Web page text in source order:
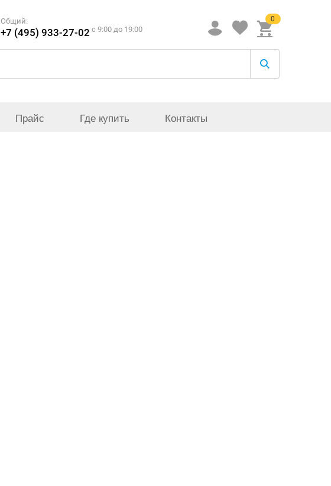
Общий:
+7 (495) 933-27-02 c 9:00 до 19:00
0
Прайс Где купить Контакты